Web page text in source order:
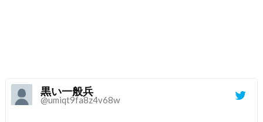
黒い一般兵
@umiqt9fa8z4v68w